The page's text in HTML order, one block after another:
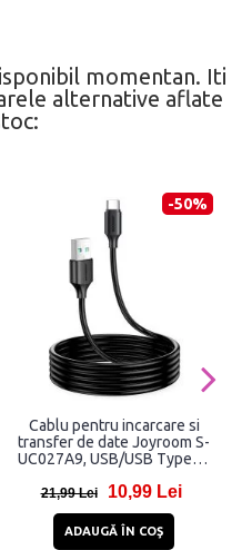
momentan. Iti
alternative aflate
-50%
Cablu pentru incarcare si
transfer de date Joyroom S-
UC027A9, USB/USB Type-C,
21,99 Lei 10,99 Lei
ADAUGĂ ÎN COŞ